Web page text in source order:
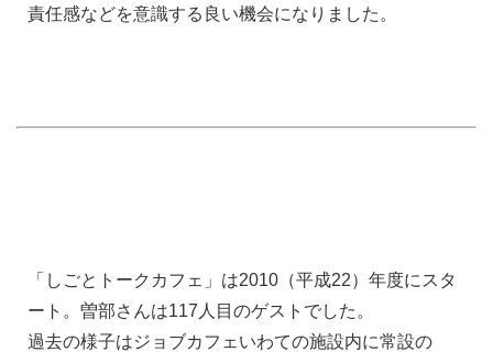
責任感などを意識する良い機会になりました。
「しごとトークカフェ」は2010（平成22）年度にスタ
ート。曽部さんは117人目のゲストでした。
過去の様子はジョブカフェいわての施設内に常設の